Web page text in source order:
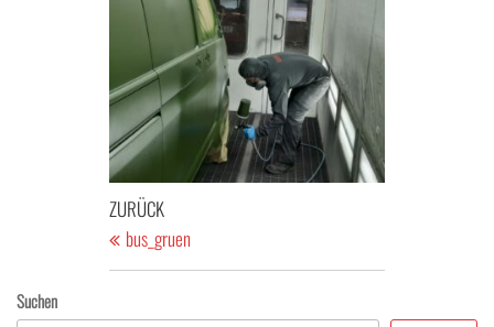
Beitragsnavigation
Vorheriger
Beitrag
ZURÜCK
bus_gruen
Suchen